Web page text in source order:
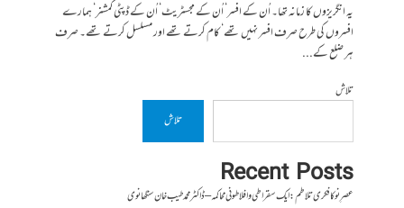
یہ انگریزوں کا زمانہ تھا۔ اُن کے افسر‘ اُن کے مجسٹریٹ‘ اُن کے ڈپٹی کمشنر‘ ہمارے
افسروں کی طرح صرف افسر نہیں تھے‘ کام کرتے تھے اور مسلسل کرتے تھے۔ صرف
ہر ضلع کے...
تلاش
تلاش
Recent Posts
عصرِ نو کا فکری تلاطم: ایک سقراطی و افلاطونی محاکمہ – ڈاکٹر محمد طیب خان سنگھانوی